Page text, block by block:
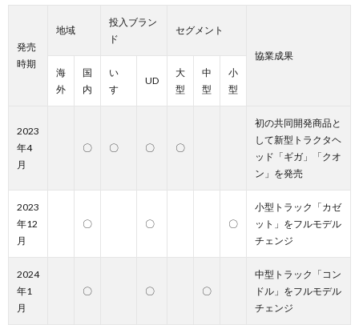
発売
時期
地域
投入ブラン
ド
セグメント
協業成果
海
外
国
内
い
すゞ
UD
大
型
中
型
小
型
2023
年4
月
〇 〇 〇 〇
初の共同開発商品と
して新型トラクタヘ
ッド「ギガ」「クオ
ン」を発売
2023
年12
月
〇 〇 〇
小型トラック「カゼ
ット」をフルモデル
チェンジ
2024
年1
月
〇 〇 〇
中型トラック「コン
ドル」をフルモデル
チェンジ